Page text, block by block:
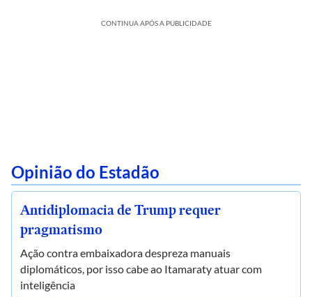
CONTINUA APÓS A PUBLICIDADE
Opinião do Estadão
Antidiplomacia de Trump requer
pragmatismo
Ação contra embaixadora despreza manuais
diplomáticos, por isso cabe ao Itamaraty atuar com
inteligência